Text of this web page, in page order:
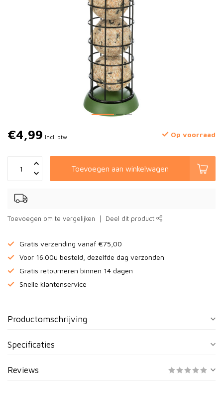
€4,99 Incl. btw Op voorraad
Toevoegen aan winkelwagen
Toevoegen om te vergelijken Deel dit product
Gratis verzending vanaf €75,00
Voor 16.00u besteld, dezelfde dag verzonden
Gratis retourneren binnen 14 dagen
Snelle klantenservice
Productomschrijving
Specificaties
Reviews